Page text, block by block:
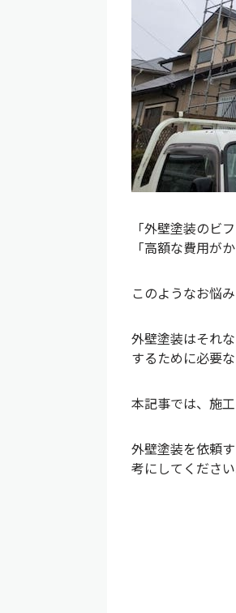
「外壁塗装のビ
「高額な費用が
このようなお悩
外壁塗装はそれ
するために必要な
本記事では、施
外壁塗装を依頼
考にしてください